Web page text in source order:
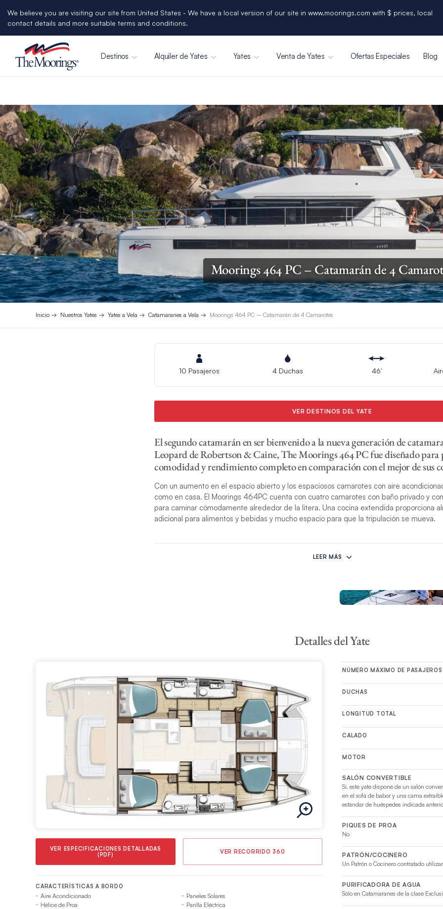
We believe you are visiting our site from United States - We have a local version of our site in www.moorings.com with $ prices, local
contact details and more suitable terms and conditions.
Destinos Alquiler de Yates Yates Venta de Yates Ofertas Especiales Blog
Moorings 464 PC – Catamarán de 4
Inicio Nuestros Yates Yates a Vela Catamaranes a Vela Moorings 464 PC – Catamarán de 4 Camarotes
10 Pasajeros 4 Duchas 46′
VER DESTINOS DEL YATE
El segundo catamarán en ser bienvenido a la nueva generación de
Leopard de Robertson & Caine, The Moorings 464 PC fue diseñado para
comodidad y rendimiento completo en comparación con el mejor de sus
Con un aumento en el espacio abierto y los espaciosos camarotes con aire
como en casa. El Moorings 464PC cuenta con cuatro camarotes con baño privado y
para caminar cómodamente alrededor de la litera. Una cocina extendida proporciona
adicional para alimentos y bebidas y mucho espacio para que la tripulación se mueva.
Los acabados del interior y el estilo único son el trabajo de una colaboración entre el
Robertson & Caine y Ali Beetge de Lijn Architectural Interiors. Las cabinas cuentan con
eléctrica para subir la lancha auxiliar. Un paquete completo de electrónicos que incluye
LEER MÁS
Detalles del Yate
VER ESPECIFICACIONES DETALLADAS
(PDF)
VER RECORRIDO 360
CARACTERÍSTICAS A BORDO
Aire Acondicionado
Hélice de Proa
Paneles Solares
Parilla Eléctrica
NÚMERO MÁXIMO DE PASAJEROS
DUCHAS
LONGITUD TOTAL
CALADO
MOTOR
SALÓN CONVERTIBLE
Sí, este yate dispone de un salón
en el sofá de babor y una cama
estándar de huéspedes indicada
PIQUES DE PROA
No
PATRÓN/COCINERO
Un Patrón o Cocinero contratado
PURIFICADORA DE AGUA
Sólo en Catamaranes de la clase